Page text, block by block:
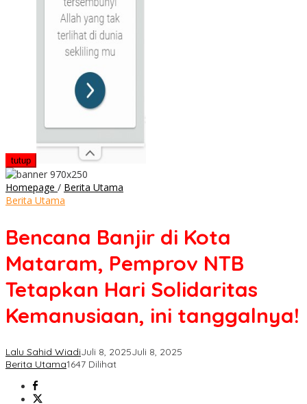
tutup
Homepage / Berita Utama
Mataram,
Pemprov
NTB
Tetapkan
Hari
Kemanusiaan,
Berita Utama
Bencana Banjir di Kota
Mataram, Pemprov NTB
Tetapkan Hari Solidaritas
Kemanusiaan, ini tanggalnya!
Lalu Sahid WiadiJuli 8, 2025Juli 8, 2025
Berita Utama1647 Dilihat